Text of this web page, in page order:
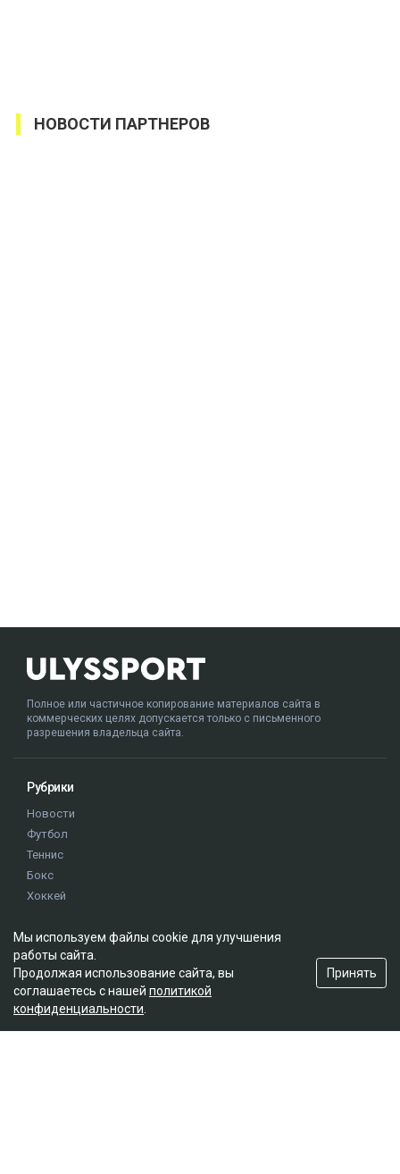
НОВОСТИ ПАРТНЕРОВ
Полное или частичное копирование материалов сайта в
коммерческих целях допускается только с письменного
разрешения владельца сайта.
Рубрики
Новости
Футбол
Теннис
Бокс
Хоккей
Истории
Олимпиада
Редакция
О проекте
Мы используем файлы cookie для улучшения
работы сайта.
Продолжая использование сайта, вы
соглашаетесь с нашей политикой
конфиденциальности
Принять